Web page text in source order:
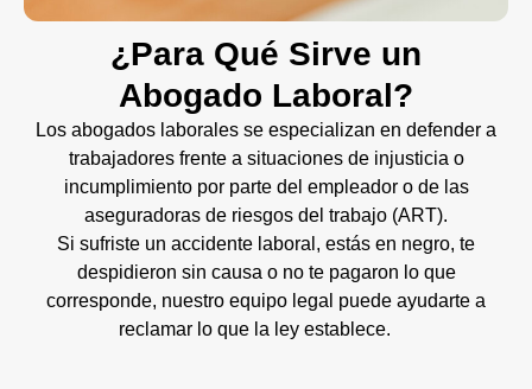
¿Para Qué Sirve un
Abogado Laboral?
Los abogados laborales se especializan en defender a
trabajadores frente a situaciones de injusticia o
incumplimiento por parte del empleador o de las
aseguradoras de riesgos del trabajo (ART).
Si sufriste un accidente laboral, estás en negro, te
despidieron sin causa o no te pagaron lo que
corresponde, nuestro equipo legal puede ayudarte a
reclamar lo que la ley establece.